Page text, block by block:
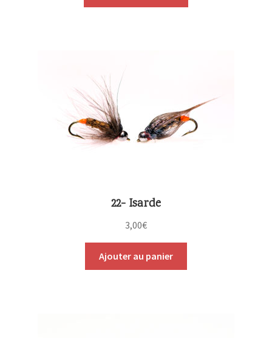
22- Isarde
3,00€
Ajouter au panier